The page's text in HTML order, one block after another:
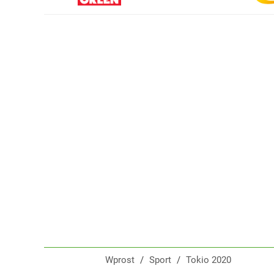
Reprezentant Polski wypisze się z kadry? To
Wprost / Sport / Tokio 2020